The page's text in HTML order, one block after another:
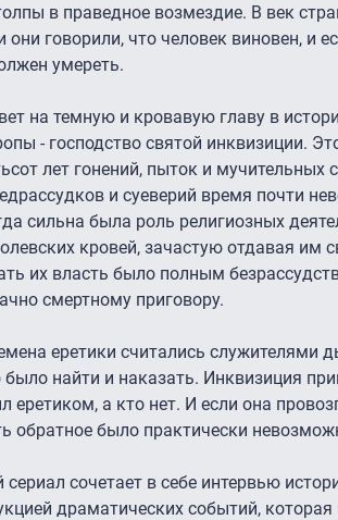
в праведное возмездие. В век
говорили, что человек виновен, и
умереть.
на темную и кровавую главу в
- господство святой инквизиции.
лет гонений, пыток и мучительных
и суеверий время почти
сильна была роль религиозных
кровей, зачастую отдавая им
их власть было полным
смертному приговору.
еретики считались служителями
найти и наказать. Инквизиция
еретиком, а кто нет. И если она
обратное было практически
сочетает в себе интервью
драматических событий,